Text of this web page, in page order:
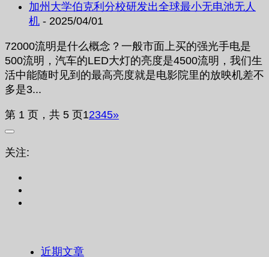
加州大学伯克利分校研发出全球最小无电池无人
机 - 2025/04/01
72000流明是什么概念？一般市面上买的强光手电是
500流明，汽车的LED大灯的亮度是4500流明，我们生
活中能随时见到的最高亮度就是电影院里的放映机差不
多是3...
第 1 页，共 5 页12345»
关注:
近期文章